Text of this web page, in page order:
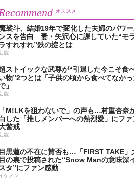
オススメ
裟斗、結婚19年で変化した夫婦のパワ
スを告白 妻・矢沢心に課していた“モ
すれすれ”鉄の掟とは
能
ストイックな武尊が“引退した今こそ食
物”2つとは「子供の頃から食べてなか
」
能
「M!LKを狙わないで」の声も…村重杏奈
した「推しメンバーへの熱烈愛」にファ
警戒
能
目黒蓮の不在に賛否も…「FIRST TAKE」
目の裏で投稿された“Snow Manの意味深
タ”にファン感動
ケメン